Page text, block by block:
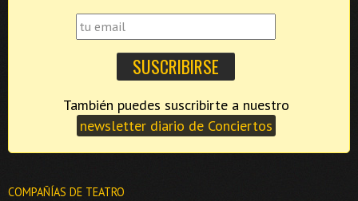
newsletter diario de Conciertos
COMPAÑÍAS DE TEATRO